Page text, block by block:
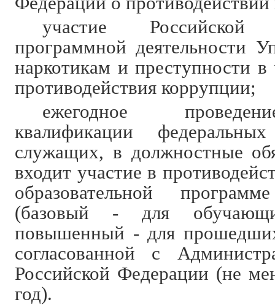
участие
программной деятельности
наркотикам и преступности
противодействия коррупции;
ежегодное
квалификации федеральных
служащих, в должностные
входит участие в
образовательной
(базовый - для
повышенный - для
согласованной с
Российской Федерации (не
год).